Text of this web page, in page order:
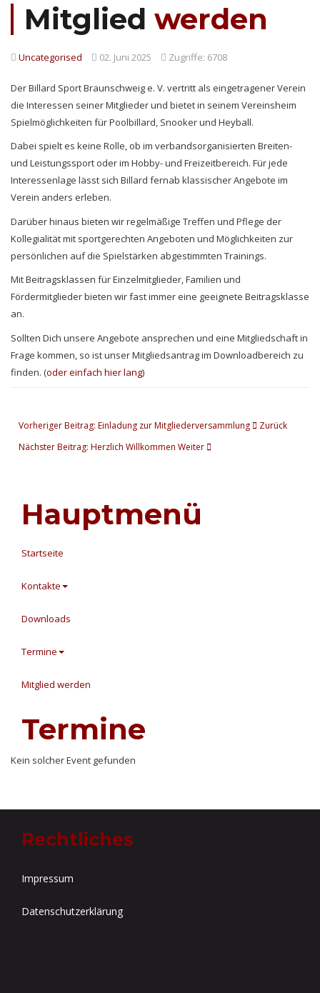
Mitglied werden
Uncategorised 02. Juni 2025 Zugriffe: 6708
Der Billard Sport Braunschweig e. V. vertritt als eingetragener Verein
die Interessen seiner Mitglieder und bietet in seinem Vereinsheim
Spielmöglichkeiten für Poolbillard, Snooker und Heyball.
Dabei spielt es keine Rolle, ob im verbandsorganisierten Breiten-
und Leistungssport oder im Hobby- und Freizeitbereich. Für jede
Interessenlage lässt sich Billard fernab klassischer Angebote im
Verein anders erleben.
Darüber hinaus bieten wir regelmäßige Treffen und Pflege der
Kollegialität mit sportgerechten Angeboten und Möglichkeiten zur
persönlichen auf die Spielstärken abgestimmten Trainings.
Mit Beitragsklassen für Einzelmitglieder, Familien und
Fördermitglieder bieten wir fast immer eine geeignete Beitragsklasse
an.
Sollten Dich unsere Angebote ansprechen und eine Mitgliedschaft in
Frage kommen, so ist unser Mitgliedsantrag im Downloadbereich zu
finden. (oder einfach hier lang)
Vorheriger Beitrag: Einladung zur Mitgliederversammlung
Zurück
Nächster Beitrag: Herzlich Willkommen Weiter
Hauptmenü
Startseite
Kontakte
Downloads
Termine
Mitglied werden
Termine
Kein solcher Event gefunden
Rechtliches
Impressum
Datenschutzerklärung